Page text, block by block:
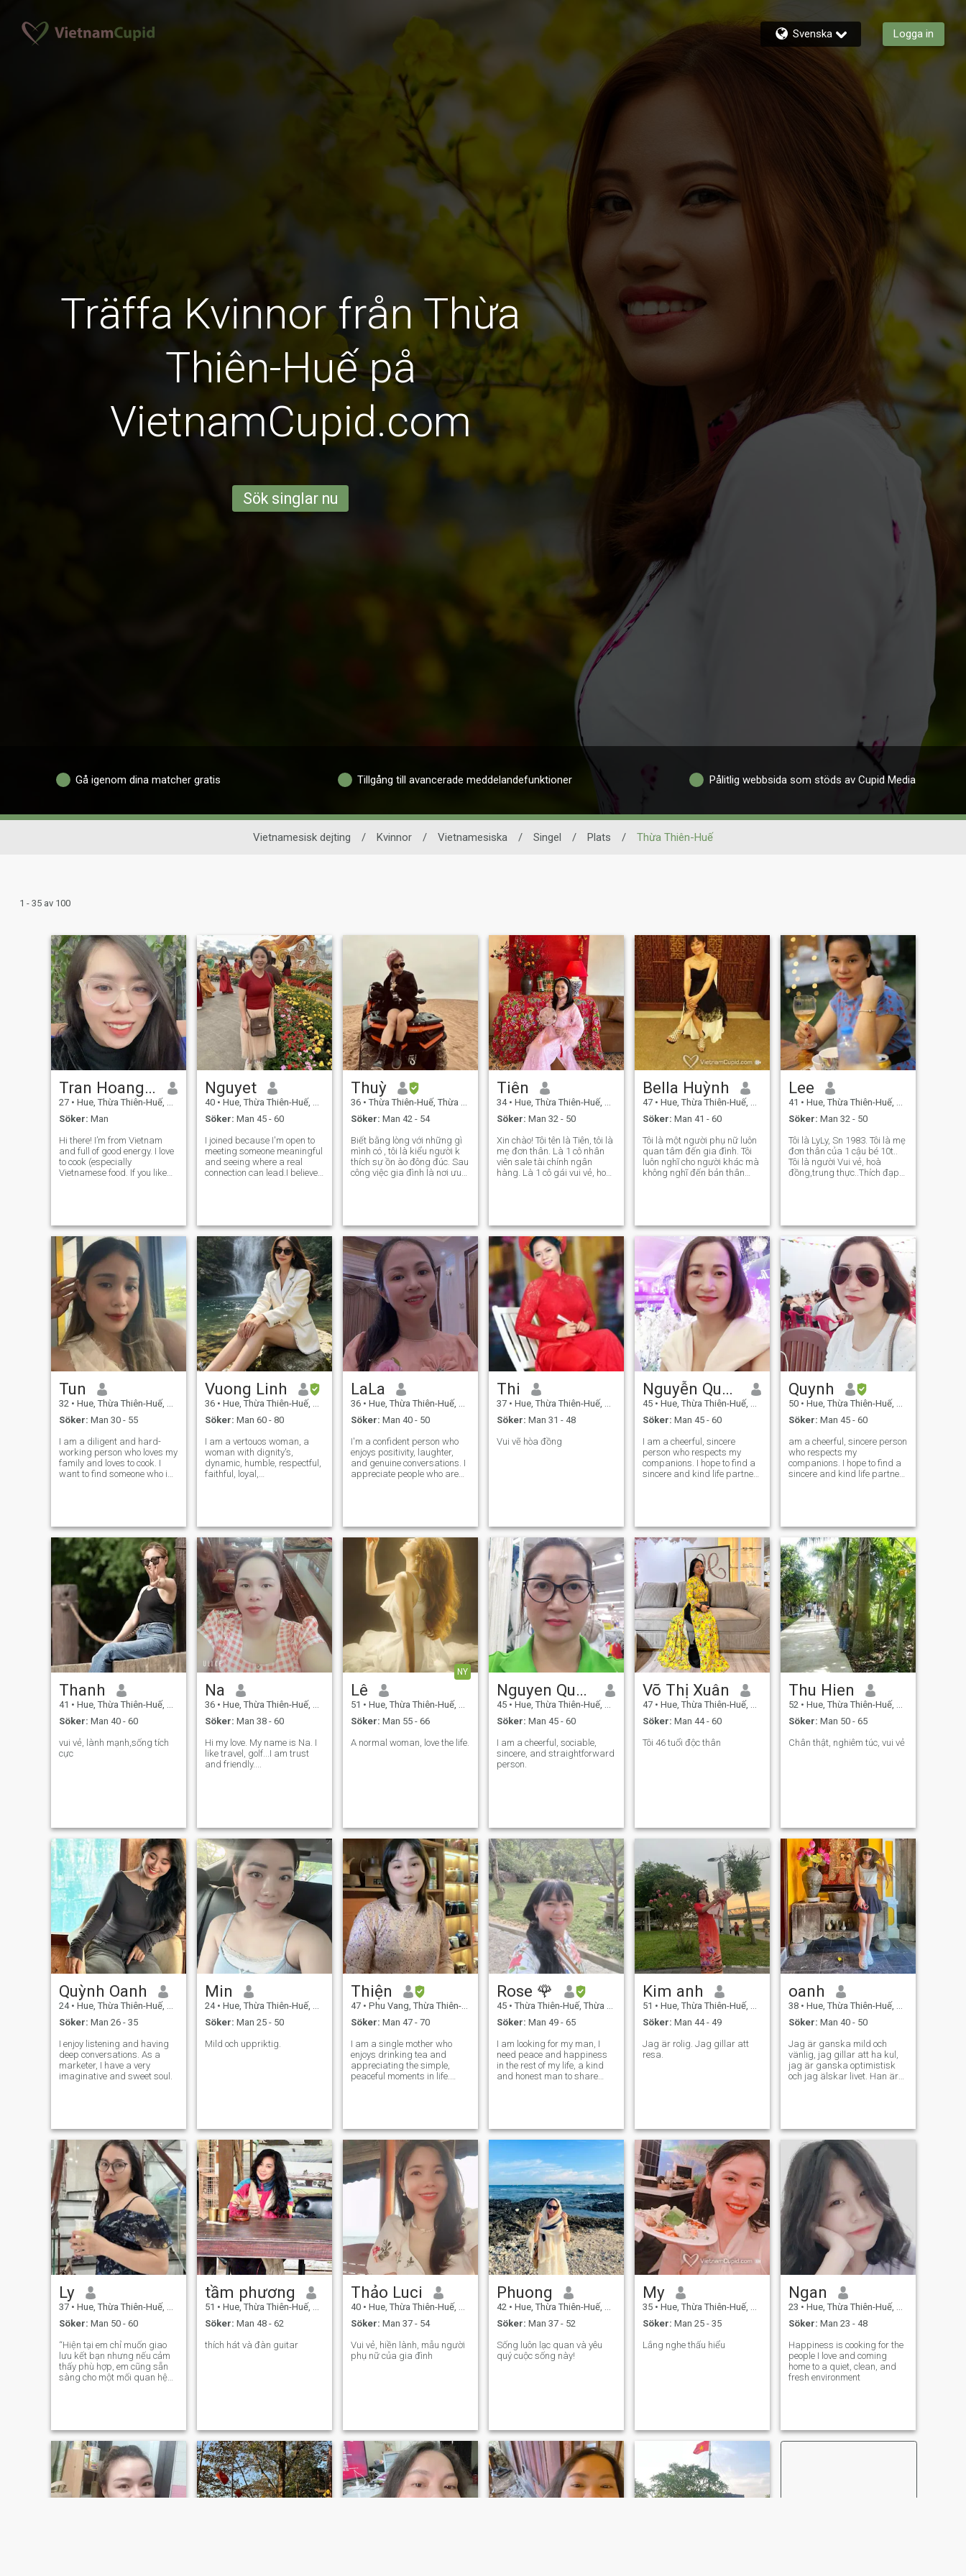
Svenska Logga in
Träffa Kvinnor från Thừa
Thiên-Huế på
VietnamCupid.com
Sök singlar nu
Gå igenom dina matcher gratis Tillgång till avancerade meddelandefunktioner Pålitlig webbsida som stöds av Cupid Media
Vietnamesisk dejting / Kvinnor / Vietnamesiska / Singel / Plats / Thừa Thiên-Huế
1 - 35 av 100
Tran Hoang Oanh
27 • Hue, Thừa Thiên-Huế, Vietnam
Söker: Man
Hi there! I’m from Vietnam
and full of good energy. I love
to cook (especially
Vietnamese food. If you like
babies. I’m family-oriented,
loyal
Nguyet
40 • Hue, Thừa Thiên-Huế, Vietnam
Söker: Man 45 - 60
I joined because I'm open to
meeting someone meaningful
and seeing where a real
connection can lead.I believe
Thuỳ
36 • Thừa Thiên-Huế, Thừa Thiên-Huế, Vietnam
Söker: Man 42 - 54
Biết bằng lòng với những gì
mình có , tôi là kiểu người k
thích sự ồn ào đông đúc. Sau
công việc gia đình là nơi ưu
trong dòng máu tôi.
Tiên
34 • Hue, Thừa Thiên-Huế, Vietnam
Söker: Man 32 - 50
Xin chào! Tôi tên là Tiên, tôi là
mẹ đơn thân. Là 1 cô nhân
viên sale tài chính ngân
hàng. Là 1 cô gái vui vẻ, hoà
nghiêm túc hay lừa
Bella Huỳnh
47 • Hue, Thừa Thiên-Huế, Vietnam
Söker: Man 41 - 60
Tôi là một người phụ nữ luôn
quan tâm đến gia đình. Tôi
luôn nghĩ cho người khác mà
không nghĩ đến bản thân
một con trai hiện đang sống
Lee
41 • Hue, Thừa Thiên-Huế, Vietnam
Söker: Man 32 - 50
Tôi là LyLy, Sn 1983. Tôi là mẹ
đơn thân của 1 cậu bé 10t..
Tôi là người Vui vẻ, hoà
đồng,trung thực..Thích đạp
muôn màu. Tôi đến đâ
Tun
32 • Hue, Thừa Thiên-Huế, Vietnam
Söker: Man 30 - 55
I am a diligent and hard-
working person who loves my
family and loves to cook. I
want to find someone who is
person. If you are a
scammer, ple
Vuong Linh
36 • Hue, Thừa Thiên-Huế, Vietnam
Söker: Man 60 - 80
I am a vertouos woman, a
woman with dignity's,
dynamic, humble, respectful,
faithful, loyal,
LaLa
36 • Hue, Thừa Thiên-Huế, Vietnam
Söker: Man 40 - 50
I'm a confident person who
enjoys positivity, laughter,
and genuine conversations. I
appreciate people who are
and see where things lead. I
live
Thi
37 • Hue, Thừa Thiên-Huế, Vietnam
Söker: Man 31 - 48
Vui vẽ hòa đồng
Nguyễn Quynh
45 • Hue, Thừa Thiên-Huế, Vietnam
Söker: Man 45 - 60
I am a cheerful, sincere
person who respects my
companions. I hope to find a
sincere and kind life partner
a couple. After that, everythin
Quynh
50 • Hue, Thừa Thiên-Huế, Vietnam
Söker: Man 45 - 60
am a cheerful, sincere person
who respects my
companions. I hope to find a
sincere and kind life partner
a couple. After that,
everything
Thanh
41 • Hue, Thừa Thiên-Huế, Vietnam
Söker: Man 40 - 60
vui vẻ, lành mạnh,sống tích
cực
Na
36 • Hue, Thừa Thiên-Huế, Vietnam
Söker: Man 38 - 60
Hi my love. My name is Na. I
like travel, golf...I am trust
and friendly....
NY
Lê
51 • Hue, Thừa Thiên-Huế, Vietnam
Söker: Man 55 - 66
A normal woman, love the life.
Nguyen Quynh
45 • Hue, Thừa Thiên-Huế, Vietnam
Söker: Man 45 - 60
I am a cheerful, sociable,
sincere, and straightforward
person.
Võ Thị Xuân
47 • Hue, Thừa Thiên-Huế, Vietnam
Söker: Man 44 - 60
Tôi 46 tuổi độc thân
Thu Hien
52 • Hue, Thừa Thiên-Huế, Vietnam
Söker: Man 50 - 65
Chân thật, nghiêm túc, vui vẻ
Quỳnh Oanh
24 • Hue, Thừa Thiên-Huế, Vietnam
Söker: Man 26 - 35
I enjoy listening and having
deep conversations. As a
marketer, I have a very
imaginative and sweet soul.
Min
24 • Hue, Thừa Thiên-Huế, Vietnam
Söker: Man 25 - 50
Mild och uppriktig.
Thiện
47 • Phu Vang, Thừa Thiên-Huế, Vietnam
Söker: Man 47 - 70
I am a single mother who
enjoys drinking tea and
appreciating the simple,
peaceful moments in life.
my job and family. I spend a
lot of
Rose 🌹
45 • Thừa Thiên-Huế, Thừa Thiên-Huế, Vietnam
Söker: Man 49 - 65
I am looking for my man, I
need peace and happiness
in the rest of my life, a kind
and honest man to share
am a simple woman,I eat
very h
Kim anh
51 • Hue, Thừa Thiên-Huế, Vietnam
Söker: Man 44 - 49
Jag är rolig. Jag gillar att
resa.
oanh
38 • Hue, Thừa Thiên-Huế, Vietnam
Söker: Man 40 - 50
Jag är ganska mild och
vänlig, jag gillar att ha kul,
jag är ganska optimistisk
och jag älskar livet. Han är
Ly
37 • Hue, Thừa Thiên-Huế, Vietnam
Söker: Man 50 - 60
“Hiện tại em chỉ muốn giao
lưu kết bạn nhưng nếu cảm
thấy phù hợp, em cũng sẵn
sàng cho một mối quan hệ
đông anh vẫn không tới,
sang năm lúc hoa đ
tầm phương
51 • Hue, Thừa Thiên-Huế, Vietnam
Söker: Man 48 - 62
thích hát và đàn guitar
Thảo Luci
40 • Hue, Thừa Thiên-Huế, Vietnam
Söker: Man 37 - 54
Vui vẻ, hiền lành, mẫu người
phụ nữ của gia đình
Phuong
42 • Hue, Thừa Thiên-Huế, Vietnam
Söker: Man 37 - 52
Sống luôn lạc quan và yêu
quý cuộc sống này!
My
35 • Hue, Thừa Thiên-Huế, Vietnam
Söker: Man 25 - 35
Lắng nghe thấu hiểu
Ngan
23 • Hue, Thừa Thiên-Huế, Vietnam
Söker: Man 23 - 48
Happiness is cooking for the
people I love and coming
home to a quiet, clean, and
fresh environment